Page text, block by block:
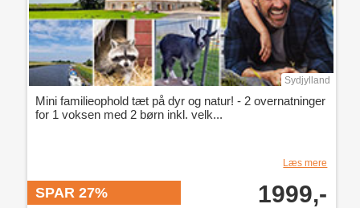
Sydjylland
Mini familieophold tæt på dyr og natur! - 2 overnatninger
for 1 voksen med 2 børn inkl. velk...
Læs mere
SPAR 27% 1999,-